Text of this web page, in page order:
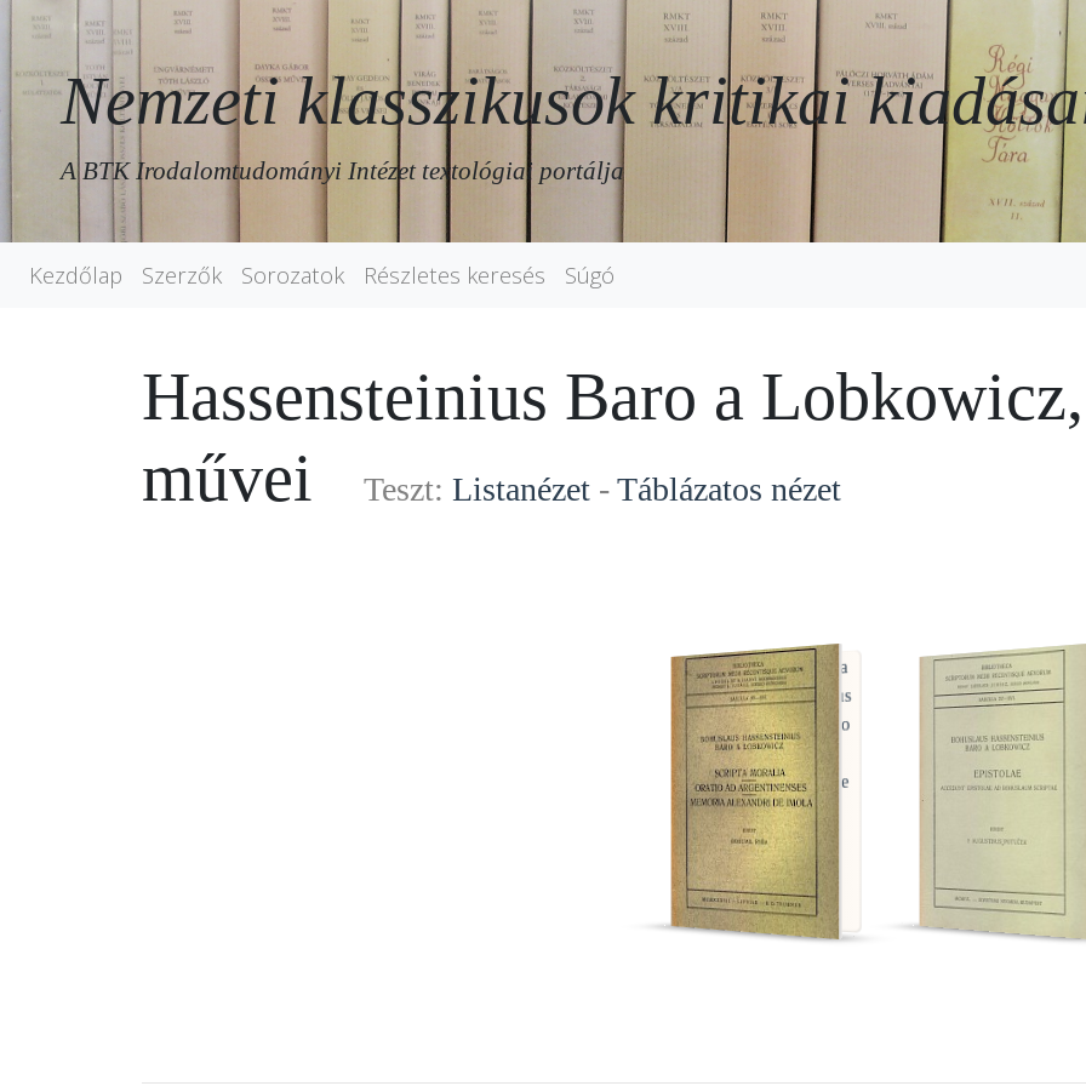
Nemzeti klasszikusok kritikai
A BTK Irodalomtudományi Intézet textológiai portálja
Kezdőlap Szerzők Sorozatok Részletes keresés Súgó
Hassensteinius Baro a
művei
Teszt: Listanézet -Táblázatos nézet
Hassensteinius Baro a
Lobkowicz, Bohuslaus
Scripta Moralia. Oratio
ad Argentinenses.
Memoria Alexandri de
Imola
Hassensteinius
Lobkowicz,
Epistolae ad
Scriptae